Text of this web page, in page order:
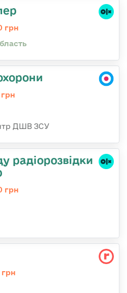
грн
ДШВ ЗСУ
радіорозвідки
грн
грн